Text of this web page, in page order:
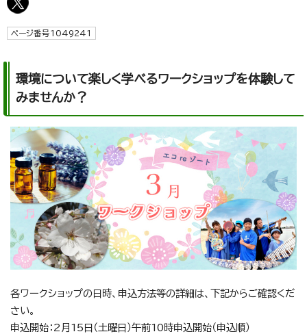
ページ番号1049241
環境について楽しく学べるワークショップを体験して
みませんか？
各ワークショップの日時、申込方法等の詳細は、下記からご確認くだ
さい。
申込開始：2月15日（土曜日）午前10時申込開始（申込順）